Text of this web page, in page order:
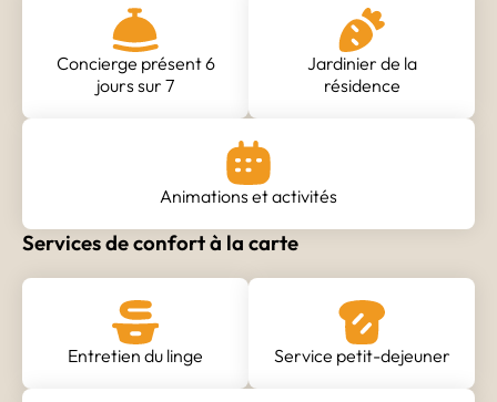
Concierge présent 6
jours sur 7
Jardinier de la
résidence
Animations et activités
Services de confort à la carte
Entretien du linge Service petit-dejeuner